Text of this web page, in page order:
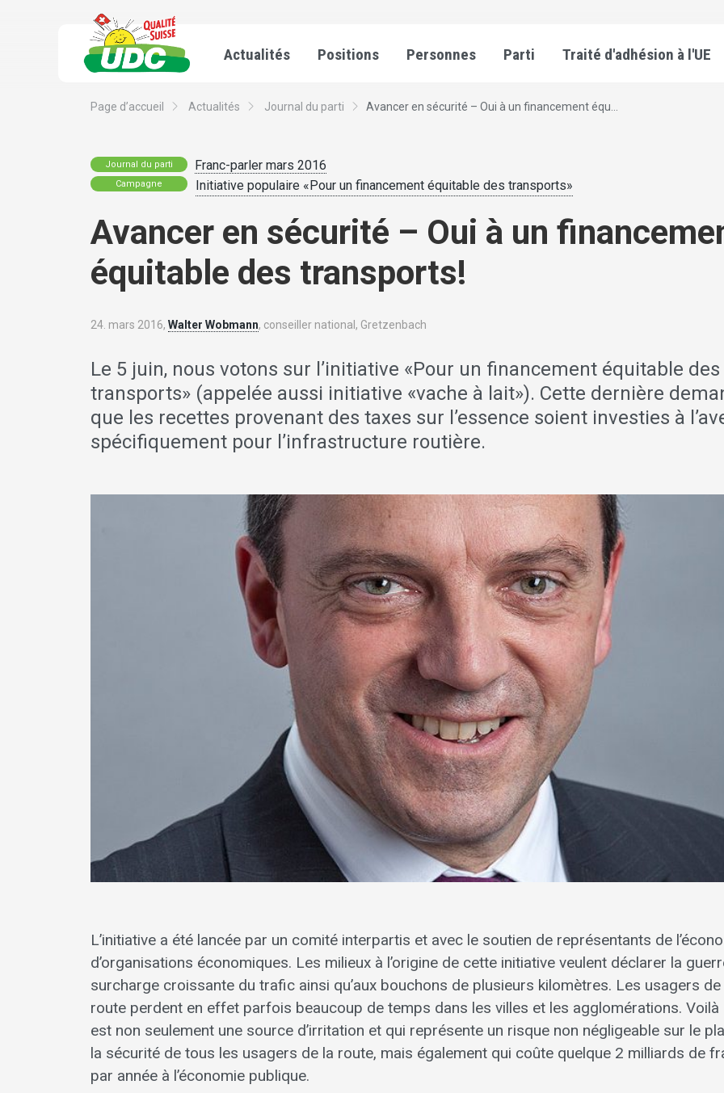
Actualités Positions Personnes Parti Traité d'adhésion à l'UE
Page d’accueil Actualités Journal du parti Avancer en sécurité – Oui à un financement équ...
Journal du parti Franc-parler mars 2016
Campagne Initiative populaire «Pour un financement équitable des transports»
Avancer en sécurité – Oui à un
équitable des transports!
24. mars 2016, Walter Wobmann, conseiller national, Gretzenbach
Le 5 juin, nous votons sur l’initiative «Pour un financement équitable des
transports» (appelée aussi initiative «vache à lait»). Cette dernière
que les recettes provenant des taxes sur l’essence soient investies à
spécifiquement pour l’infrastructure routière.
L’initiative a été lancée par un comité interpartis et avec le soutien de représentants de
d’organisations économiques. Les milieux à l’origine de cette initiative veulent déclarer la
surcharge croissante du trafic ainsi qu’aux bouchons de plusieurs kilomètres. Les usagers de
route perdent en effet parfois beaucoup de temps dans les villes et les agglomérations. Voilà
est non seulement une source d’irritation et qui représente un risque non négligeable sur le
la sécurité de tous les usagers de la route, mais également qui coûte quelque 2 milliards de
par année à l’économie publique.